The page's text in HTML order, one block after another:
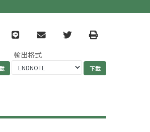
line email TwitterPrint
輸出格式